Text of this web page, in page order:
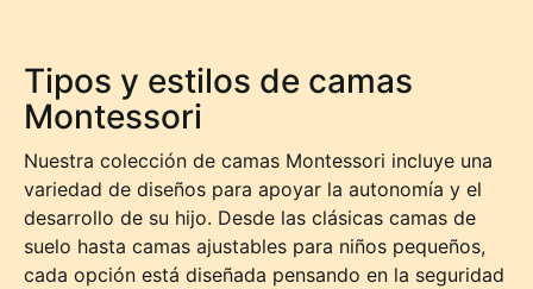
Tipos y estilos de camas
Montessori
Nuestra colección de camas Montessori incluye una
variedad de diseños para apoyar la autonomía y el
desarrollo de su hijo. Desde las clásicas camas de
suelo hasta camas ajustables para niños pequeños,
cada opción está diseñada pensando en la seguridad